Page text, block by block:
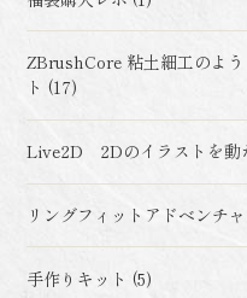
ZBrushCore 粘土細工のよ
ト (17)
Live2D 2Dのイラストを動
リングフィットアドベン
手作りキット (5)